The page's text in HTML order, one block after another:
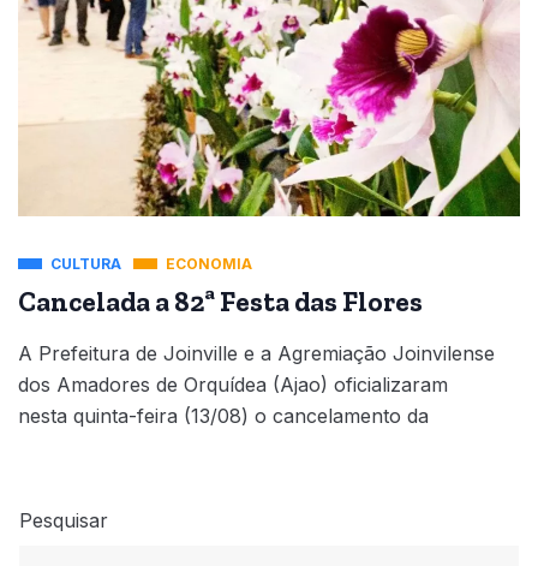
CULTURA ECONOMIA
Cancelada a 82ª Festa das Flores
A Prefeitura de Joinville e a Agremiação Joinvilense
dos Amadores de Orquídea (Ajao) oficializaram
nesta quinta-feira (13/08) o cancelamento da
Pesquisar